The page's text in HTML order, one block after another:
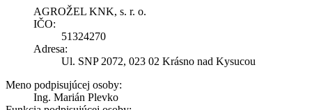
AGROŽEL KNK, s. r. o.
IČO:
51324270
Adresa:
Ul. SNP 2072, 023 02 Krásno nad Kysucou
Meno podpisujúcej osoby:
Ing. Marián Plevko